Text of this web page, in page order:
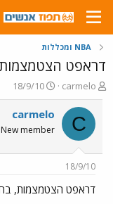
NBA ומכללות
דראפט
פ
ו
ת
ח
ה
ו
ש
א
carmelo
פ
ו
ר
ס
ם
ר
18/9/10
C
carmelo
New member
18/9/10
דראפט הצטמצמות,